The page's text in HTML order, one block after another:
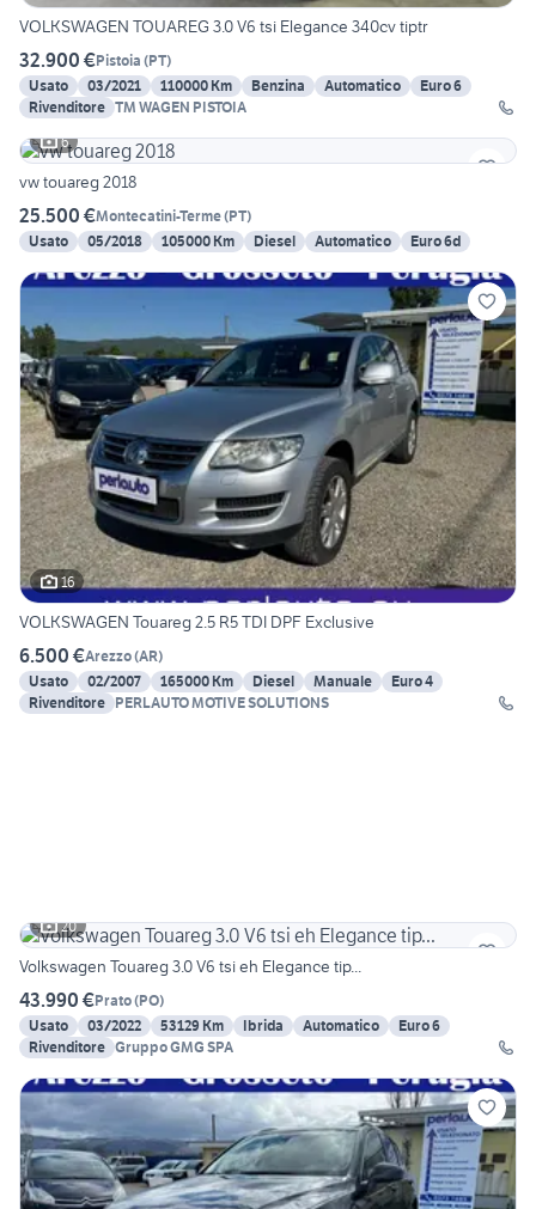
VOLKSWAGEN TOUAREG 3.0 V6 tsi Elegance 340cv tiptr
32.900 €Pistoia (PT)
Usato
03/2021 110000 Km Benzina Automatico
Euro 6
Rivenditore TM WAGEN PISTOIA
6
vw touareg 2018
25.500 €Montecatini-Terme(PT)
Usato
05/2018 105000 Km Diesel Automatico Euro 6d
16
VOLKSWAGEN Touareg 2.5 R5 TDI DPF Exclusive
6.500 €Arezzo(AR)
Usato
02/2007 165000 Km Diesel Manuale
Euro 4
Rivenditore PERLAUTO MOTIVE SOLUTIONS
20
Volkswagen Touareg 3.0 V6 tsi eh Elegance tip...
43.990 €Prato(PO)
Usato
03/2022 53129 Km Ibrida Automatico
Euro 6
Rivenditore Gruppo GMG SPA